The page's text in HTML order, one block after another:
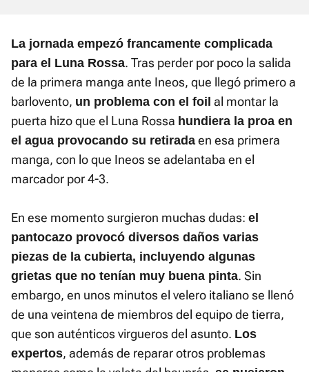
La jornada empezó francamente complicada
para el Luna Rossa. Tras perder por poco la salida
de la primera manga ante Ineos, que llegó primero a
barlovento, un problema con el foil al montar la
puerta hizo que el Luna Rossa hundiera la proa en
el agua provocando su retirada en esa primera
manga, con lo que Ineos se adelantaba en el
marcador por 4-3.
En ese momento surgieron muchas dudas: el
pantocazo provocó diversos daños varias
piezas de la cubierta, incluyendo algunas
grietas que no tenían muy buena pinta. Sin
embargo, en unos minutos el velero italiano se llenó
de una veintena de miembros del equipo de tierra,
que son auténticos virgueros del asunto. Los
expertos, además de reparar otros problemas